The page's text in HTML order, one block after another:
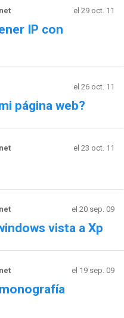
el 29 oct. 11
IP con
el 26 oct. 11
página web?
el 23 oct. 11
el 20 sep. 09
vista a Xp
el 19 sep. 09